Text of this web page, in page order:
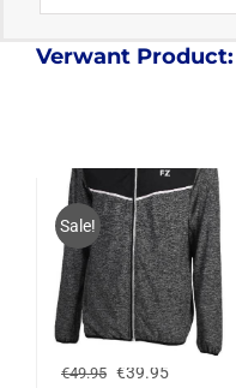
Verwant Product:
Sale!
FZ FORZA HEREFORD
JACKET
€49.95 Oorspronkelijke
€39.95Huidige